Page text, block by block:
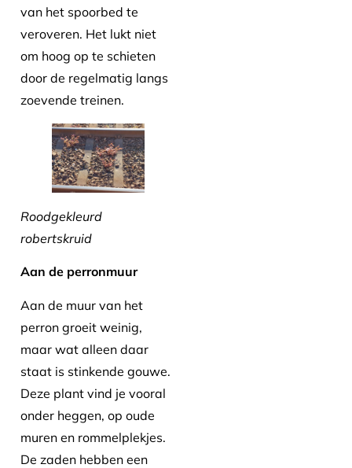
van het spoorbed te
veroveren. Het lukt niet
om hoog op te schieten
door de regelmatig langs
zoevende treinen.
Roodgekleurd
robertskruid
Aan de perronmuur
Aan de muur van het
perron groeit weinig,
maar wat alleen daar
staat is stinkende gouwe.
Deze plant vind je vooral
onder heggen, op oude
muren en rommelplekjes.
De zaden hebben een